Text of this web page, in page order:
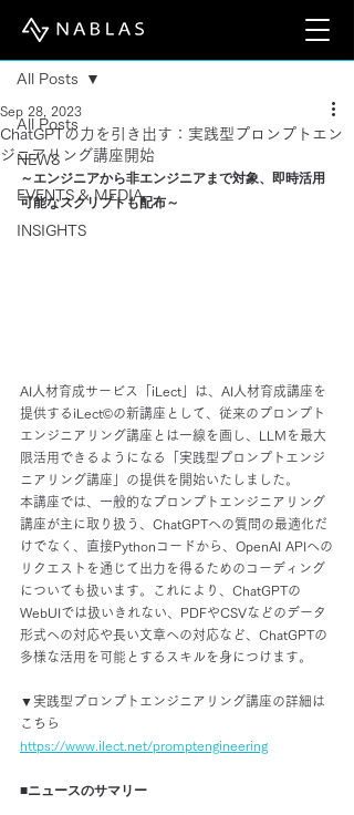
Post
All Posts
NEWS
EVENTS & MEDIA
INSIGHTS
All Posts
ChatGPTの力を引き出す：実践型プロンプトエン
ジニアリング講座開始
Sep 28, 2023
～エンジニアから非エンジニアまで対象、即時活用
可能なスクリプトも配布～
AI人材育成サービス「iLect」は、AI人材育成講座を
提供するiLect©︎の新講座として、従来のプロンプト
エンジニアリング講座とは一線を画し、LLMを最大
限活用できるようになる「実践型プロンプトエンジ
ニアリング講座」の提供を開始いたしました。
本講座では、一般的なプロンプトエンジニアリング
講座が主に取り扱う、ChatGPTへの質問の最適化だ
けでなく、直接Pythonコードから、OpenAI APIへの
リクエストを通じて出力を得るためのコーディング
についても扱います。これにより、ChatGPTの
WebUIでは扱いきれない、PDFやCSVなどのデータ
形式への対応や長い文章への対応など、ChatGPTの
多様な活用を可能とするスキルを身につけます。
▼実践型プロンプトエンジニアリング講座の詳細は
こちら
https://www.ilect.net/promptengineering
■ニュースのサマリー